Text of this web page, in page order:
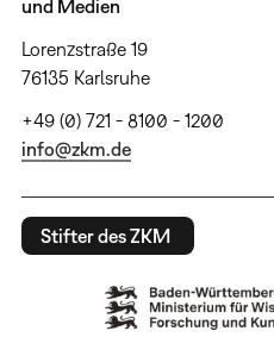
und Medien
Lorenzstraße 19
76135 Karlsruhe
+49 (0) 721 - 8100 - 1200
info@zkm.de
Stifter des ZKM